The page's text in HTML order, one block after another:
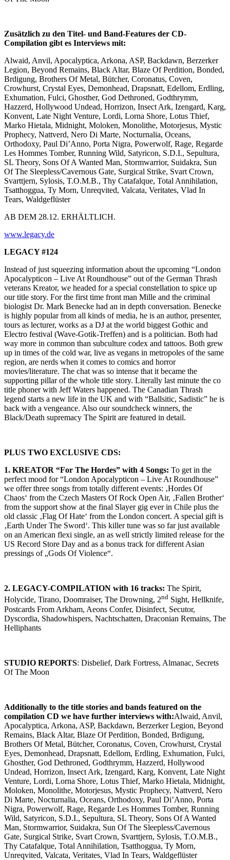
Zusätzlich zu den Titel- und Band-Features der CD-
Compilation gibt es Interviews mit:
Alwaid, Anvil, Apocalyptica, Arkona, ASP, Backdawn, Berzerker
Legion, Beyond Remains, Black Altar, Blaze Of Perdition, Bonded,
Brdigung, Brothers Of Metal, Bütcher, Coronatus, Coven,
Crowhurst, Crystal Eyes, Demonhead, Drapsnatt, Edellom, Erdling,
Exhumation, Fulci, Ghosther, God Dethroned, Godthrymm,
Hazzerd, Hollywood Undead, Horrizon, Insect Ark, Izengard, Karg,
Konvent, Late Night Venture, Lordi, Lorna Shore, Lotus Thief,
Marko Hietala, Midnight, Moloken, Monolithe, Motorjesus, Mystic
Prophecy, Nattverd, Nero Di Marte, Nocturnalia, Oceans,
Orthodoxy, Paul Di’Anno, Porta Nigra, Powerwolf, Rage, Regarde
Les Hommes Tomber, Running Wild, Satyricon, S.D.I., Sepultura,
SL Theory, Sons Of A Wanted Man, Stormwarrior, Suidakra, Sun
Of The Sleepless/Cavernous Gate, Surgical Strike, Svart Crown,
Svarttjern, Sylosis, T.O.M.B., Thy Catafalque, Total Annihilation,
Tsatthoggua, Ty Morn, Unreqvited, Valcata, Veritates, Vlad In
Tears, Waldgeflüster
AB DEM 28.12. ERHÄLTLICH.
www.legacy.de
LEGACY #124
Instead of just squeezing information about the upcoming “London
Apocalypticon – Live At Roundhouse” out of the German Thrash
veterans Kreator, we headed for a special constellation to spice up
our title story. For the first time front man Mille and the criminal
biologist Dr. Mark Benecke had an in depth conversation. Benecke
is highly popular from all kinds of media, he is an author, presenter,
tours as lecturer, works as a DJ at the world biggest Gothic and
Electro festival (Wave-Gotik-Treffen) and is a politician. Both had
way more in common than subculture codex and tattoos. Both grew
up in times of the cold war, live as vegans in metropoles of the same
region, are nerds when it comes to comics and horror
movies/literature. The chat was so intense that it became the
supporting pillar of the whole title story. Literally last minute the co
title phoner with Jeff Waters happened. The Canadian Thrash
legend starts a new life in the UK and with “Ballsitic, Sadistic” he is
back with a vengeance. Also our soundcheck winners, the
Black/Death supremacy The Spirit are featured in detail.
PLUS TWO EXCLUSIVE CDS:
1. KREATOR “For The Hordes” with 4 Songs: To get in the
perfect mood for “London Apocalypticon – Live At Roundhouse”
we offer three songs from totally different events: ‚Hordes Of
Chaos‘ from the Czech Masters Of Rock Open Air, ‚Fallen Brother‘
from the support show at the final Slayer gig ever in Chile plus the
old classic ‚Flag Of Hate‘ from the London concert. A special gift is
‚Earth Under The Sword‘. This killer tune was so far just available
on an American flexi single, an as well strictly limited release for the
US Record Store Day and as a bonus track for different Asian
pressings of „Gods Of Violence“.
2. LEGACY-COMPILATION with 16 tracks: The Spirit,
Holycide, Tirano, Doomraiser, The Drowning, 2nd Sight, Hellknife,
Postcards From Arkham, Aeons Confer, Disinfect, Secutor,
Dyscordia, Shadowhispers, Nachtschatten, Draconian Remains, The
Helliphants
STUDIO REPORTS: Disbelief, Dark Fortress, Almanac, Secrets
Of The Moon
Additionally to the title stories and bands featured on the
compilation CD we have further interviews with:Alwaid, Anvil,
Apocalyptica, Arkona, ASP, Backdawn, Berzerker Legion, Beyond
Remains, Black Altar, Blaze Of Perdition, Bonded, Brdigung,
Brothers Of Metal, Bütcher, Coronatus, Coven, Crowhurst, Crystal
Eyes, Demonhead, Drapsnatt, Edellom, Erdling, Exhumation, Fulci,
Ghosther, God Dethroned, Godthrymm, Hazzerd, Hollywood
Undead, Horrizon, Insect Ark, Izengard, Karg, Konvent, Late Night
Venture, Lordi, Lorna Shore, Lotus Thief, Marko Hietala, Midnight,
Moloken, Monolithe, Motorjesus, Mystic Prophecy, Nattverd, Nero
Di Marte, Nocturnalia, Oceans, Orthodoxy, Paul Di’Anno, Porta
Nigra, Powerwolf, Rage, Regarde Les Hommes Tomber, Running
Wild, Satyricon, S.D.I., Sepultura, SL Theory, Sons Of A Wanted
Man, Stormwarrior, Suidakra, Sun Of The Sleepless/Cavernous
Gate, Surgical Strike, Svart Crown, Svarttjern, Sylosis, T.O.M.B.,
Thy Catafalque, Total Annihilation, Tsatthoggua, Ty Morn,
Unreqvited, Valcata, Veritates, Vlad In Tears, Waldgeflüster